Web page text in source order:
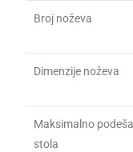
Broj noževa
Dimenzije noževa
Maksimalno
stola